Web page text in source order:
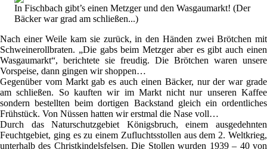
In Fischbach gibt’s einen Metzger und den Wasgaumarkt! (Der
Bäcker war grad am schließen...)
Nach einer Weile kam sie zurück, in den Händen zwei Brötchen mit
Schweinerollbraten. „Die gabs beim Metzger aber es gibt auch einen
Wasgaumarkt“, berichtete sie freudig. Die Brötchen waren unsere
Vorspeise, dann gingen wir shoppen…
Gegenüber vom Markt gab es auch einen Bäcker, nur der war grade
am schließen. So kauften wir im Markt nicht nur unseren Kaffee
sondern bestellten beim dortigen Backstand gleich ein ordentliches
Frühstück. Von Nüssen hatten wir erstmal die Nase voll…
Durch das Naturschutzgebiet Königsbruch, einem ausgedehnten
Feuchtgebiet, ging es zu einem Zufluchtsstollen aus dem 2. Weltkrieg,
unterhalb des Christkindelsfelsen. Die Stollen wurden 1939 – 40 von